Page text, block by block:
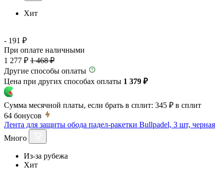
Хит
- 191 ₽
При оплате наличными
1 277 ₽ 1 468 ₽
Другие способы оплаты
Цена при других способах оплаты 1 379 ₽
Сумма месячной платы, если брать в сплит: 345 ₽ в сплит
64 бонусов
Лента для защиты обода падел-ракетки Bullpadel, 3 шт, черная
Много
Из-за рубежа
Хит